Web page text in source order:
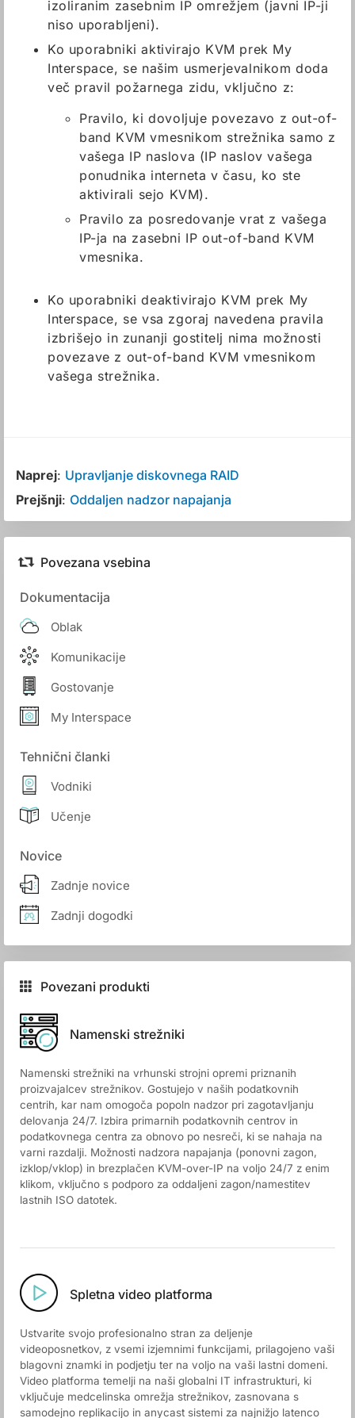
izoliranim zasebnim IP omrežjem (javni IP-ji
niso uporabljeni).
Ko uporabniki aktivirajo KVM prek My
Interspace, se našim usmerjevalnikom doda
več pravil požarnega zidu, vključno z:
Pravilo, ki dovoljuje povezavo z out-of-
band KVM vmesnikom strežnika samo z
vašega IP naslova (IP naslov vašega
ponudnika interneta v času, ko ste
aktivirali sejo KVM).
Pravilo za posredovanje vrat z vašega
IP-ja na zasebni IP out-of-band KVM
vmesnika.
Ko uporabniki deaktivirajo KVM prek My
Interspace, se vsa zgoraj navedena pravila
izbrišejo in zunanji gostitelj nima možnosti
povezave z out-of-band KVM vmesnikom
vašega strežnika.
Naprej: Upravljanje diskovnega RAID
Prejšnji: Oddaljen nadzor napajanja
Povezana vsebina
Dokumentacija
Oblak
Komunikacije
Gostovanje
My Interspace
Tehnični članki
Vodniki
Učenje
Novice
Zadnje novice
Zadnji dogodki
Povezani produkti
Namenski strežniki
Namenski strežniki na vrhunski strojni opremi priznanih
proizvajalcev strežnikov. Gostujejo v naših podatkovnih
centrih, kar nam omogoča popoln nadzor pri zagotavljanju
delovanja 24/7. Izbira primarnih podatkovnih centrov in
podatkovnega centra za obnovo po nesreči, ki se nahaja na
varni razdalji. Možnosti nadzora napajanja (ponovni zagon,
izklop/vklop) in brezplačen KVM-over-IP na voljo 24/7 z enim
klikom, vključno s podporo za oddaljeni zagon/namestitev
lastnih ISO datotek.
Spletna video platforma
Ustvarite svojo profesionalno stran za deljenje
videoposnetkov, z vsemi izjemnimi funkcijami, prilagojeno vaši
blagovni znamki in podjetju ter na voljo na vaši lastni domeni.
Video platforma temelji na naši globalni IT infrastrukturi, ki
vključuje medcelinska omrežja strežnikov, zasnovana s
samodejno replikacijo in anycast sistemi za najnižjo latenco